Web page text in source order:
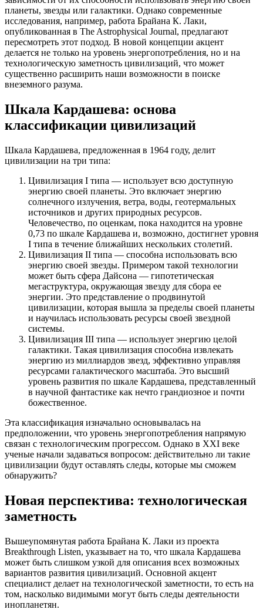
планеты, звезды или галактики. Однако современные
исследования, например, работа Брайана К. Лаки,
опубликованная в The Astrophysical Journal, предлагают
пересмотреть этот подход. В новой концепции акцент
делается не только на уровень энергопотребления, но и на
технологическую заметность цивилизаций, что может
существенно расширить наши возможности в поиске
внеземного разума.
Шкала Кардашева: основа
классификации цивилизаций
Шкала Кардашева, предложенная в 1964 году, делит
цивилизации на три типа:
Цивилизация I типа — использует всю доступную
энергию своей планеты. Это включает энергию
солнечного излучения, ветра, воды, геотермальных
источников и других природных ресурсов.
Человечество, по оценкам, пока находится на уровне
0,73 по шкале Кардашева и, возможно, достигнет уровня
I типа в течение ближайших нескольких столетий.
Цивилизация II типа — способна использовать всю
энергию своей звезды. Примером такой технологии
может быть сфера Дайсона — гипотетическая
мегаструктура, окружающая звезду для сбора ее
энергии. Это представление о продвинутой
цивилизации, которая вышла за пределы своей планеты
и научилась использовать ресурсы своей звездной
системы.
Цивилизация III типа — использует энергию целой
галактики. Такая цивилизация способна извлекать
энергию из миллиардов звезд, эффективно управляя
ресурсами галактического масштаба. Это высший
уровень развития по шкале Кардашева, представленный
в научной фантастике как нечто грандиозное и почти
божественное.
Эта классификация изначально основывалась на
предположении, что уровень энергопотребления напрямую
связан с технологическим прогрессом. Однако в XXI веке
ученые начали задаваться вопросом: действительно ли такие
цивилизации будут оставлять следы, которые мы сможем
обнаружить?
Новая перспектива: технологическая
заметность
Вышеупомянутая работа Брайана К. Лаки из проекта
Breakthrough Listen, указывает на то, что шкала Кардашева
может быть слишком узкой для описания всех возможных
вариантов развития цивилизаций. Основной акцент
специалист делает на технологической заметности, то есть на
том, насколько видимыми могут быть следы деятельности
инопланетян.